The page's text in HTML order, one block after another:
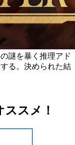
謎を暴く推理アド
る。決められた結
スメ！